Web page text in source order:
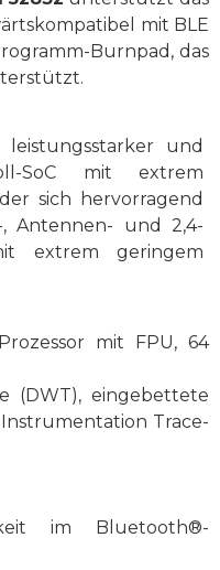
mit BLE
Burnpad, das
leistungsstarker und
SoC mit extrem
sich hervorragend
Antennen- und 2,4-
extrem geringem
mit FPU, 64
(DWT), eingebettete
Trace-
im Bluetooth®-